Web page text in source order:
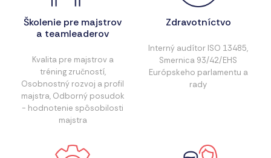
Školenie pre majstrov
a teamleaderov
Kvalita pre majstrov a
tréning zručností,
Osobnostný rozvoj a profil
majstra, Odborný posudok
- hodnotenie spôsobilosti
majstra
Zdravotníctvo
Interný audítor ISO 13485,
Smernica 93/42/EHS
Európskeho parlamentu a
rady